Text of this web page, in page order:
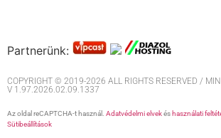
Partnerünk:
COPYRIGHT © 2019-2026 ALL RIGHTS RESERVED /
V 1.97.2026.02.09.1337
Az oldal reCAPTCHA-t használ. Adatvédelmi elvekés használati
Sütibeállítások